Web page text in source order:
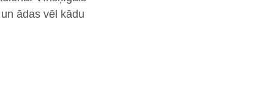
ādas vēl kādu